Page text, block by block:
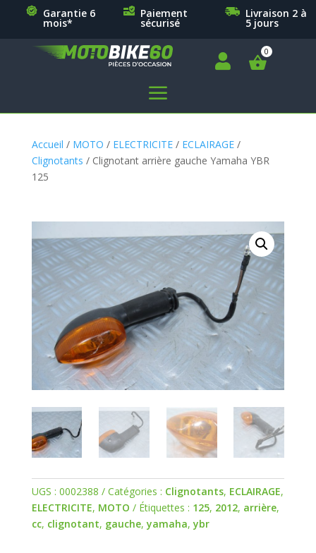
Garantie 6
mois*
Paiement
sécurisé
Livraison 2 à
5 jours

a
Accueil / MOTO / ELECTRICITE/ ECLAIRAGE/
Clignotants / Clignotant arrière gauche Yamaha YBR
125
UGS : 0002388 Catégories : Clignotants, ECLAIRAGE,
ELECTRICITE, MOTO Étiquettes : 125, 2012, arrière,
cc, clignotant, gauche,yamaha,ybr